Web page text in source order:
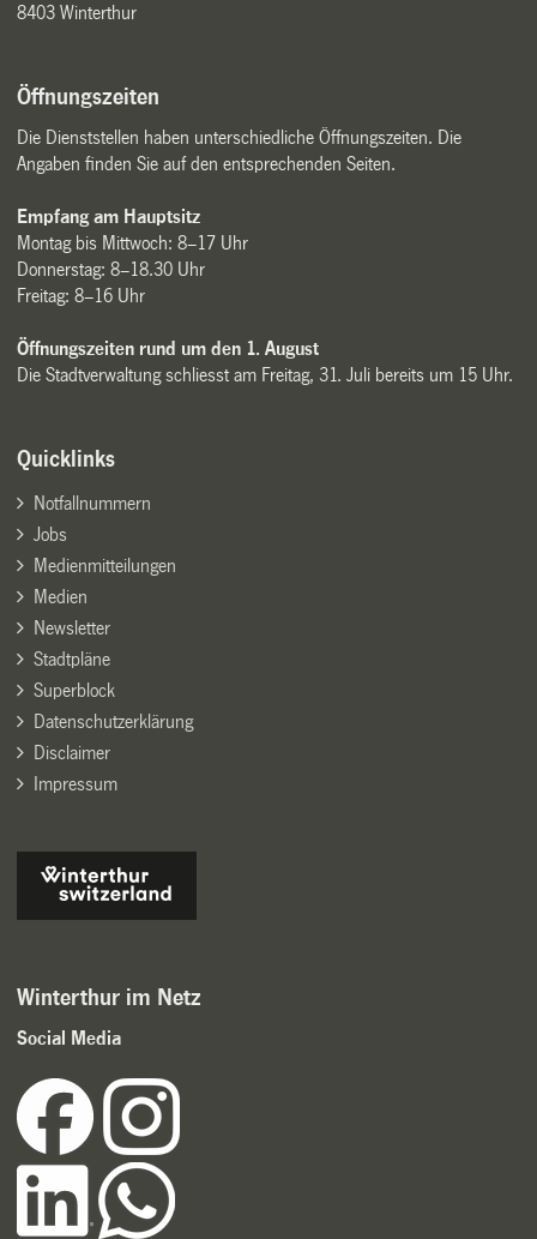
8403 Winterthur
Öffnungszeiten
Die Dienststellen haben unterschiedliche Öffnungszeiten. Die
Angaben finden Sie auf den entsprechenden Seiten.
Empfang am Hauptsitz
Montag bis Mittwoch: 8–17 Uhr
Donnerstag: 8–18.30 Uhr
Freitag: 8–16 Uhr
Öffnungszeiten rund um den 1. August
Die Stadtverwaltung schliesst am Freitag, 31. Juli bereits um 15 Uhr.
Quicklinks
Notfallnummern
Jobs
Medienmitteilungen
Medien
Newsletter
Stadtpläne
Superblock
Datenschutzerklärung
Disclaimer
Impressum
Winterthur im Netz
Social Media